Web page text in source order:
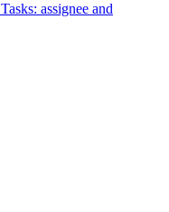
Tasks: assignee and